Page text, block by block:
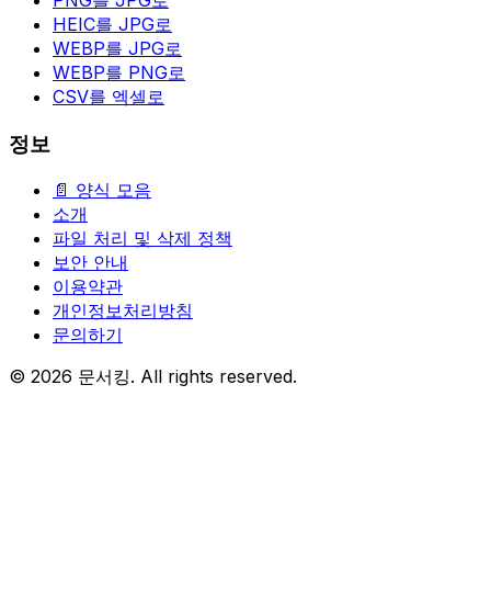
HEIC를 JPG로
WEBP를 JPG로
WEBP를 PNG로
CSV를 엑셀로
정보
📄 양식 모음
소개
파일 처리 및 삭제 정책
보안 안내
이용약관
개인정보처리방침
문의하기
© 2026 문서킹. All rights reserved.